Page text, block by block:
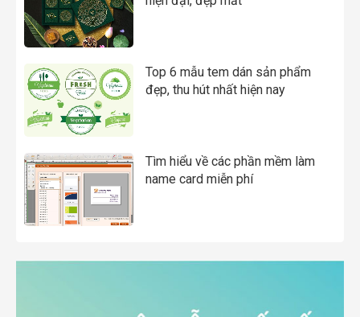
Top 6 mẫu tem dán sản phẩm
đẹp, thu hút nhất hiện nay
Tìm hiểu về các phần mềm làm
name card miễn phí